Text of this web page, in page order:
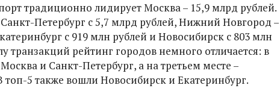
традиционно лидирует Москва – 15,9 млрд рублей.
Петербург с 5,7 млрд рублей, Нижний Новгород –
с 919 млн рублей и Новосибирск с 803 млн
транзакций рейтинг городов немного отличается: в
и Санкт-Петербург, а на третьем месте –
топ-5 также вошли Новосибирск и Екатеринбург.